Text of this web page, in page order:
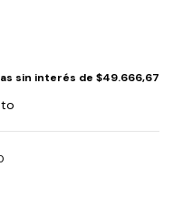
sin interés de $49.666,67